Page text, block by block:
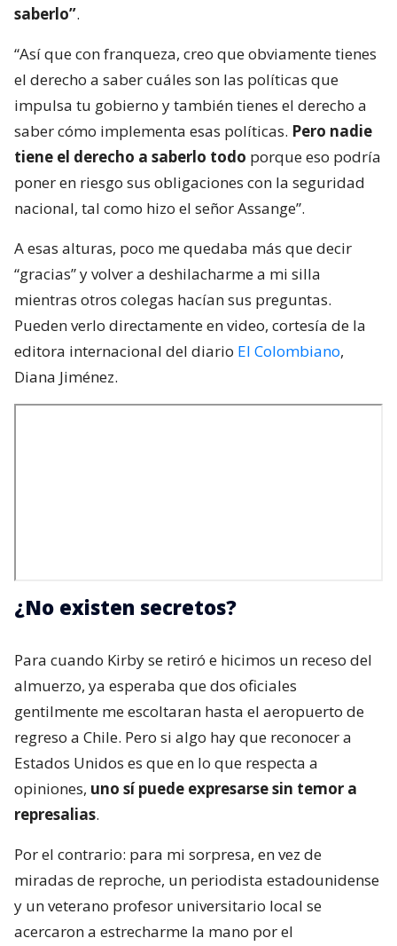
saberlo”.
“Así que con franqueza, creo que obviamente tienes
el derecho a saber cuáles son las políticas que
impulsa tu gobierno y también tienes el derecho a
saber cómo implementa esas políticas. Pero nadie
tiene el derecho a saberlo todo porque eso podría
poner en riesgo sus obligaciones con la seguridad
nacional, tal como hizo el señor Assange”.
A esas alturas, poco me quedaba más que decir
“gracias” y volver a deshilacharme a mi silla
mientras otros colegas hacían sus preguntas.
Pueden verlo directamente en video, cortesía de la
editora internacional del diario El Colombiano,
Diana Jiménez.
¿No existen secretos?
Para cuando Kirby se retiró e hicimos un receso del
almuerzo, ya esperaba que dos oficiales
gentilmente me escoltaran hasta el aeropuerto de
regreso a Chile. Pero si algo hay que reconocer a
Estados Unidos es que en lo que respecta a
opiniones, uno sí puede expresarse sin temor a
represalias.
Por el contrario: para mi sorpresa, en vez de
miradas de reproche, un periodista estadounidense
y un veterano profesor universitario local se
acercaron a estrecharme la mano por el